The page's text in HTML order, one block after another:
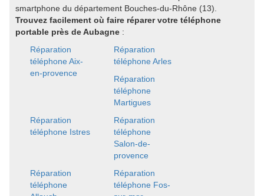
smartphone du département Bouches-du-Rhône (13).
Trouvez facilement où faire réparer votre téléphone
portable près de Aubagne :
Réparation
téléphone Aix-
en-provence
Réparation
téléphone Arles
Réparation
téléphone
Martigues
Réparation
téléphone Istres
Réparation
téléphone
Salon-de-
provence
Réparation
téléphone
Réparation
téléphone Fos-